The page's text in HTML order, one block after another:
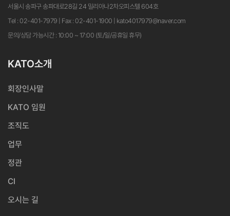
서울시 송파구 송파대로28길 24 밀리아나2차오피스텔 604호
Tel : 02-401-7979 | Fax : 02-401-1900 | kato4017979@naver.com
문의/상담 가능시간 : 10:00 ~ 17:00 (토/일/공휴일 휴무)
KATO소개
회장인사말
KATO 임원
조직도
업무
정관
CI
오시는 길